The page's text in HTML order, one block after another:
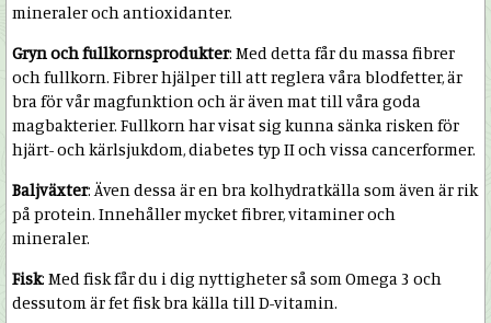
mineraler och antioxidanter.
Gryn och fullkornsprodukter: Med detta får du massa fibrer
och fullkorn. Fibrer hjälper till att reglera våra blodfetter, är
bra för vår magfunktion och är även mat till våra goda
magbakterier. Fullkorn har visat sig kunna sänka risken för
hjärt- och kärlsjukdom, diabetes typ II och vissa cancerformer.
Baljväxter: Även dessa är en bra kolhydratkälla som även är rik
på protein. Innehåller mycket fibrer, vitaminer och
mineraler.
Fisk: Med fisk får du i dig nyttigheter så som Omega 3 och
dessutom är fet fisk bra källa till D-vitamin.